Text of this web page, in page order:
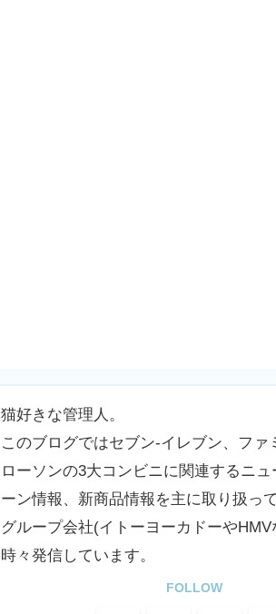
猫好きな管理人。
このブログではセブン-イレブン、ファ
ローソンの3大コンビニに関連するニ
ーン情報、新商品情報を主に取り扱っ
グループ会社(イトーヨーカドーやHMV
時々発信しています。
FOLLOW